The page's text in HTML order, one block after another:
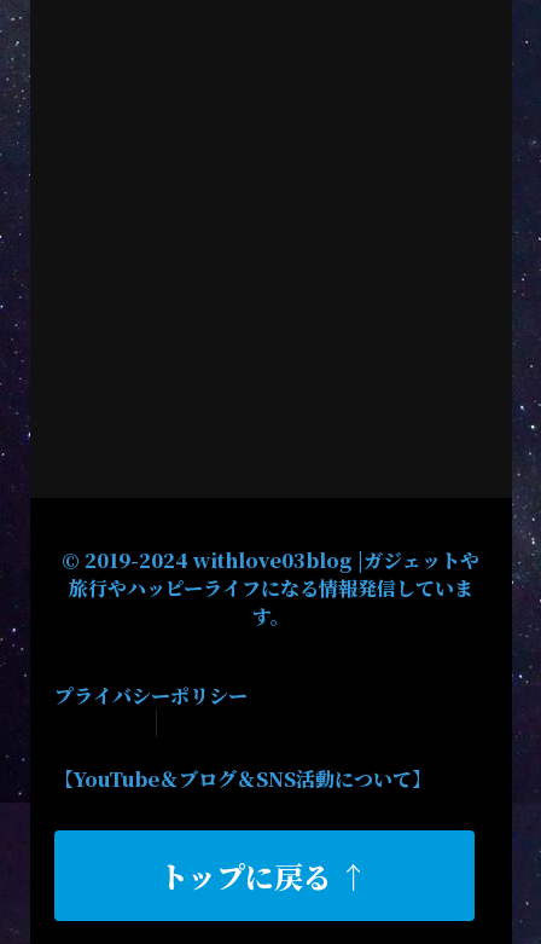
© 2019-2024 withlove03blog |ガジェットや
旅行やハッピーライフになる情報発信していま
す。
プライバシーポリシー
【YouTube＆ブログ＆SNS活動について】
トップに戻る ↑